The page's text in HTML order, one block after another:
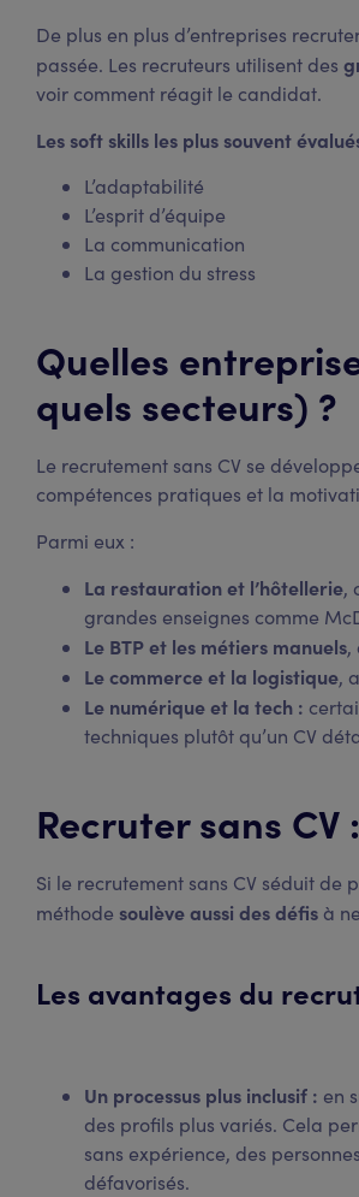
De plus en plus d’entreprises
passée. Les recruteurs utilisent des
voir comment réagit le candidat.
Les soft skills les plus souvent
L’adaptabilité
L’esprit d’équipe
La communication
La gestion du stress
Quelles
quels secteurs) ?
Le recrutement sans CV se
compétences pratiques et la
Parmi eux :
La restauration et l’hôtellerie,
grandes enseignes comme
Le BTP et les métiers manuels,
Le commerce et la logistique,
Le numérique et la tech :
techniques plutôt qu’un CV
Recruter sans
Si le recrutement sans CV séduit de
méthode soulève aussi des défis à
Les avantages du
Un processus plus inclusif : en
des profils plus variés. Cela
sans expérience, des
défavorisés.